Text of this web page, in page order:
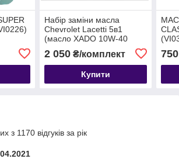
Набір заміни масла
Chevrolet Lacetti 5в1
(масло XADO 10W-40
2 050₴/комплект
Купити
750
з 1170 відгуків за рік